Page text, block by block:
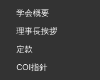
学会概要
理事長挨拶
定款
COI指針